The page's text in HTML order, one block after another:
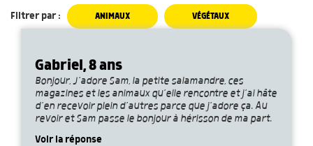
Filtrer par : ANIMAUX VÉGÉTAUX
Gabriel, 8 ans
Bonjour, J’adore Sam, la petite salamandre, ces
magazines et les animaux qu’elle rencontre et j’ai hâte
d’en recevoir plein d’autres parce que j’adore ça. Au
revoir et Sam passe le bonjour à hérisson de ma part.
Voir la réponse